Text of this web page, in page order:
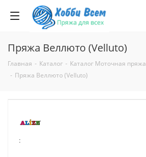
Пряжа Веллюто (Velluto)
Главная - Каталог - Каталог Моточная пряжа
- Пряжа Веллюто (Velluto)
: